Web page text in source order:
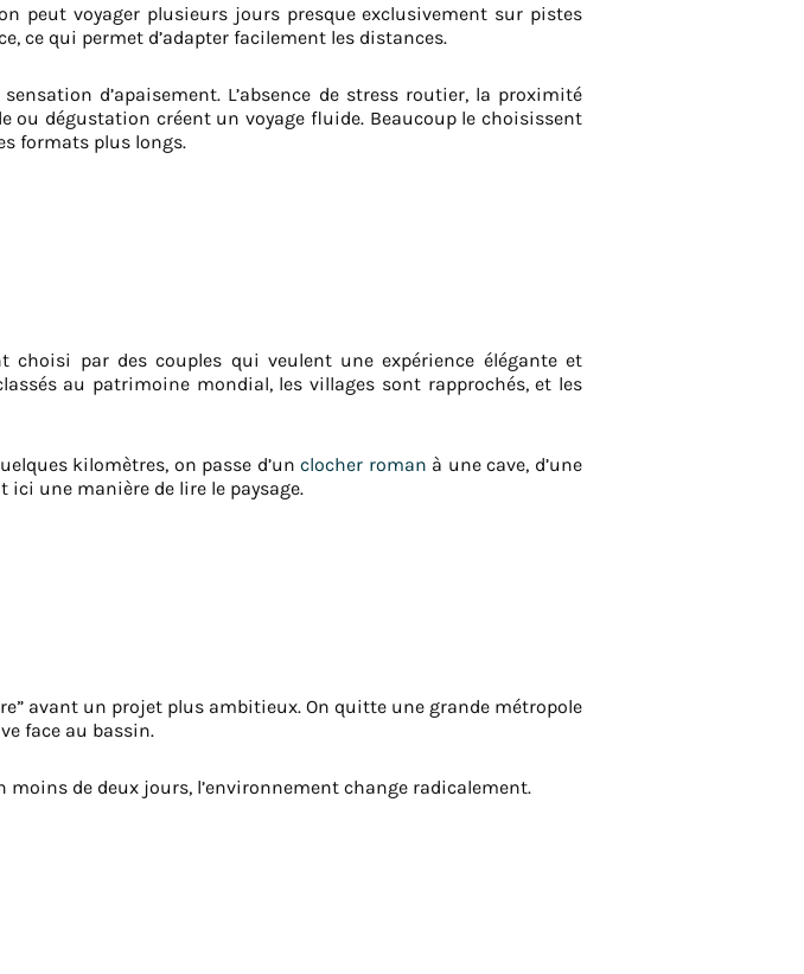
peut voyager plusieurs jours presque exclusivement sur pistes
ce qui permet d’adapter facilement les distances.
d’apaisement. L’absence de stress routier, la proximité
ou dégustation créent un voyage fluide. Beaucoup le choisissent
formats plus longs.
choisi par des couples qui veulent une expérience élégante et
au patrimoine mondial, les villages sont rapprochés, et les
kilomètres, on passe d’unclocher roman à une cave, d’une
ici une manière de lire le paysage.
avant un projet plus ambitieux. On quitte une grande métropole
face au bassin.
de deux jours, l’environnement change radicalement.